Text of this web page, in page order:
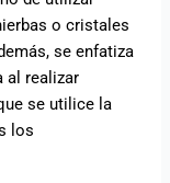
o cristales
se enfatiza
al realizar
se utilice la
los